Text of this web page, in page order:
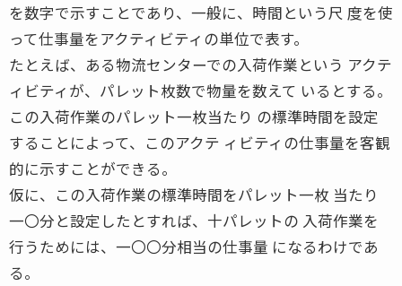
を数字で示すことであり、一般に、時間という尺 度を使
って仕事量をアクティビティの単位で表す。
たとえば、ある物流センターでの入荷作業という アクテ
ィビティが、パレット枚数で物量を数えて いるとする。
この入荷作業のパレット一枚当たり の標準時間を設定
することによって、このアクテ ィビティの仕事量を客観
的に示すことができる。
仮に、この入荷作業の標準時間をパレット一枚 当たり
一〇分と設定したとすれば、十パレットの 入荷作業を
行うためには、一〇〇分相当の仕事量 になるわけであ
る。